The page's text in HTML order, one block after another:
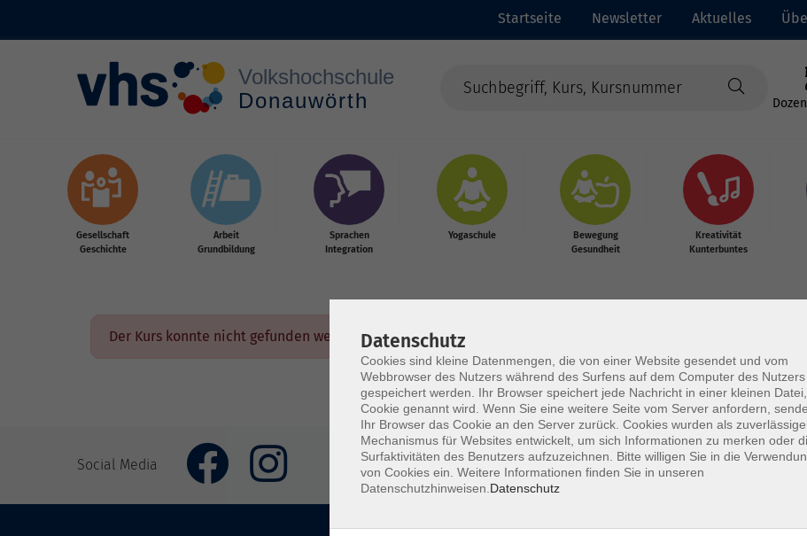
Startseite Newsletter Aktuelles
Gesellschaft
Geschichte
Arbeit
Grundbildung
Sprachen
Integration
Yogaschule
Bewegung
Gesundheit
Kreativität
Kunterbuntes
Der Kurs konnte nicht gefunden werden.
Social Media Barrierefreiheit Impressum AGB
Datenschutz
Cookies sind kleine Datenmengen, die von einer Website gesendet und vom
Webbrowser des Nutzers während des Surfens auf dem Computer des Nutzers
gespeichert werden. Ihr Browser speichert jede Nachricht in einer kleinen
Cookie genannt wird. Wenn Sie eine weitere Seite vom Server anfordern,
Ihr Browser das Cookie an den Server zurück. Cookies wurden als
Mechanismus für Websites entwickelt, um sich Informationen zu merken oder
Surfaktivitäten des Benutzers aufzuzeichnen. Bitte willigen Sie in die
von Cookies ein. Weitere Informationen finden Sie in unseren
Datenschutzhinweisen. Datenschutz